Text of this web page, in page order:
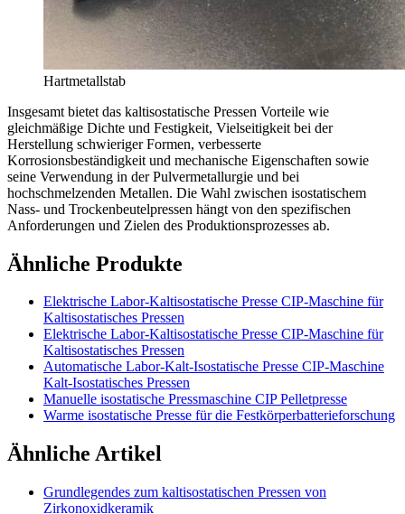
Hartmetallstab
Insgesamt bietet das kaltisostatische Pressen Vorteile wie
gleichmäßige Dichte und Festigkeit, Vielseitigkeit bei der
Herstellung schwieriger Formen, verbesserte
Korrosionsbeständigkeit und mechanische Eigenschaften sowie
seine Verwendung in der Pulvermetallurgie und bei
hochschmelzenden Metallen. Die Wahl zwischen isostatischem
Nass- und Trockenbeutelpressen hängt von den spezifischen
Anforderungen und Zielen des Produktionsprozesses ab.
Ähnliche Produkte
Elektrische Labor-Kaltisostatische Presse CIP-Maschine für
Kaltisostatisches Pressen
Elektrische Labor-Kaltisostatische Presse CIP-Maschine für
Kaltisostatisches Pressen
Automatische Labor-Kalt-Isostatische Presse CIP-Maschine
Kalt-Isostatisches Pressen
Manuelle isostatische Pressmaschine CIP Pelletpresse
Warme isostatische Presse für die Festkörperbatterieforschung
Ähnliche Artikel
Grundlegendes zum kaltisostatischen Pressen von
Zirkonoxidkeramik